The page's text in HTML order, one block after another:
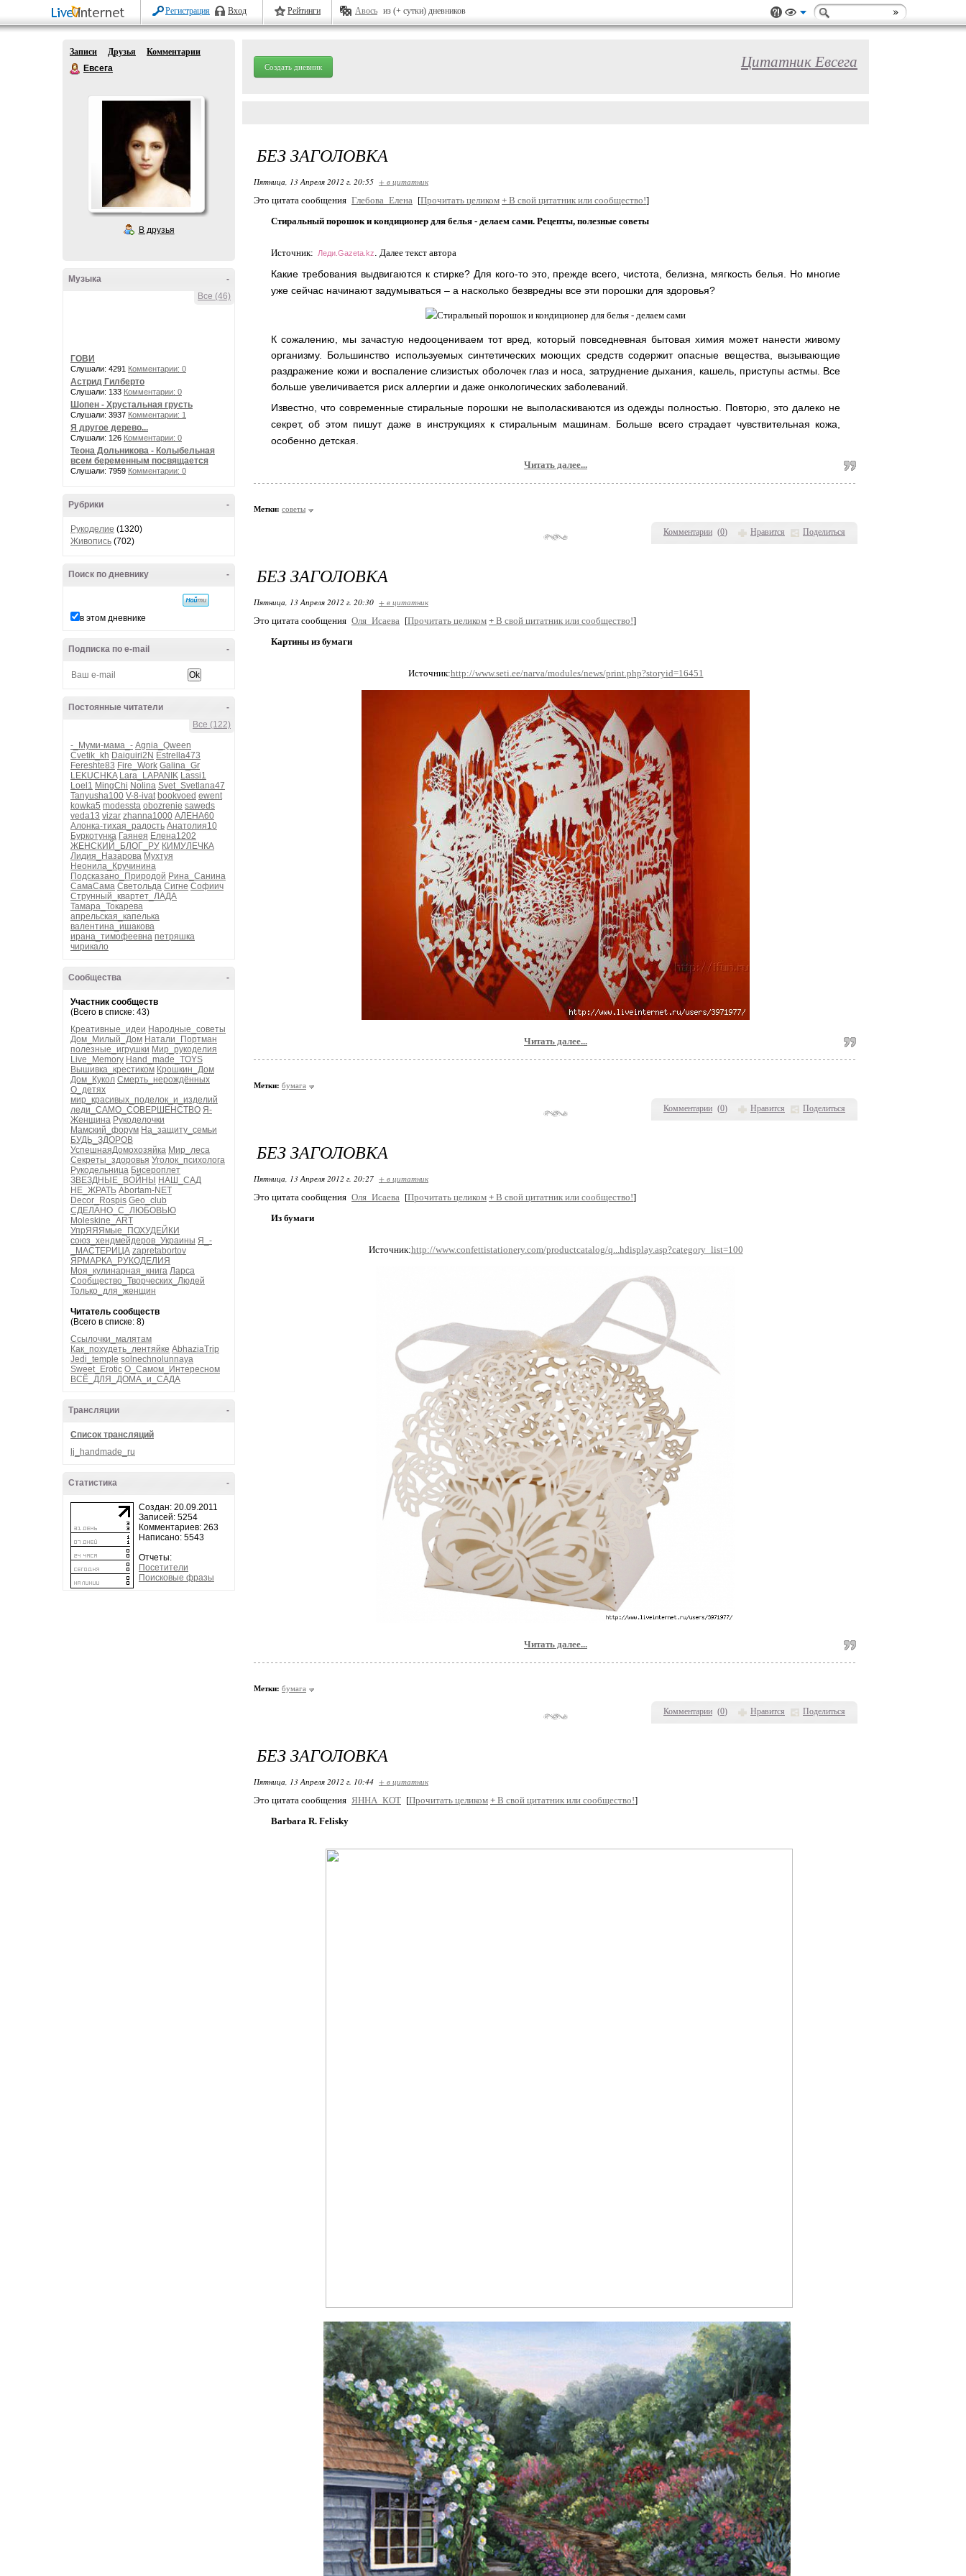
Регистрация Вход Рейтинги Авось из (+ сутки) дневников
Записи Друзья
Комментарии
Евсега
В друзья
-
Музыка
Все (46)
ГОВИ
Слушали: 4291 Комментарии: 0
Астрид Гилберто
Слушали: 133 Комментарии: 0
Шопен - Хрустальная грусть
Слушали: 3937 Комментарии: 1
Я другое дерево...
Слушали: 126 Комментарии: 0
Теона Дольникова - Колыбельная
всем беременным посвящается
Слушали: 7959 Комментарии: 0
-
Рубрики
Рукоделие (1320)
Живопись (702)
-
Поиск по дневнику
в этом дневнике
-
Подписка по e-mail
-
Постоянные читатели
Все (122)
-_Муми-мама_- Agnia_Qween
Cvetik_kh Daiquiri2N Estrella473
Fereshte83 Fire_Work Galina_Gr
LEKUCHKA Lara_LAPANIK Lassi1
Loel1 MingChi Nolina Svet_Svetlana47
Tanyusha100 V-8-ivat bookvoed ewent
kowka5 modessta obozrenie saweds
veda13 vizar zhanna1000 АЛЕНА60
Алонка-тихая_радость Анатолия10
Буркотунка Гаянея Елена1202
ЖЕНСКИЙ_БЛОГ_РУ КИМУЛЕЧКА
Лидия_Назарова Мухтуя
Неонила_Кручинина
Подсказано_Природой Рина_Санина
СамаСама Светольда Сигне Софиич
Струнный_квартет_ЛАДА
Тамара_Токарева
апрельская_капелька
валентина_ишакова
ирана_тимофеевна петряшка
чирикало
-
Сообщества
Участник сообществ
(Всего в списке: 43)
Креативные_идеи Народные_советы
Дом_Милый_Дом Натали_Портман
полезные_игрушки Мир_рукоделия
Live_Memory Hand_made_TOYS
Вышивка_крестиком Крошкин_Дом
Дом_Кукол Смерть_нерождённых
О_детях
мир_красивых_поделок_и_изделий
леди_САМО_СОВЕРШЕНСТВО Я-
Женщина Рукоделочки
Мамский_форум На_защиту_семьи
БУДЬ_ЗДОРОВ
УспешнаяДомохозяйка Мир_леса
Секреты_здоровья Уголок_психолога
Рукодельница Бисероплет
ЗВЕЗДНЫЕ_ВОЙНЫ НАШ_САД
НЕ_ЖРАТЬ Abortam-NET
Decor_Rospis Geo_club
СДЕЛАНО_С_ЛЮБОВЬЮ
Moleskine_ART
УпрЯЯЯмые_ПОХУДЕЙКИ
союз_хендмейдеров_Украины Я_-
_МАСТЕРИЦА zapretabortov
ЯРМАРКА_РУКОДЕЛИЯ
Моя_кулинарная_книга Ларса
Сообщество_Творческих_Людей
Только_для_женщин
Читатель сообществ
(Всего в списке: 8)
Ссылочки_малятам
Как_похудеть_лентяйке AbhaziaTrip
Jedi_temple solnechnolunnaya
Sweet_Erotic О_Самом_Интересном
ВСЁ_ДЛЯ_ДОМА_и_САДА
-
Трансляции
Список трансляций
lj_handmade_ru
-
Статистика
Создан: 20.09.2011
Записей: 5254
Комментариев: 263
Написано: 5543
Отчеты:
Посетители
Поисковые фразы
Создать дневник Цитатник Евсега
Комментарии (0) Нравится Поделиться
БЕЗ ЗАГОЛОВКА
Пятница, 13 Апреля 2012 г. 20:55 + в цитатник
Это цитата сообщения Глебова_Елена [Прочитать целиком + В свой цитатник или сообщество!]
Стиральный порошок и кондиционер для белья - делаем сами. Рецепты, полезные советы
Источник: Леди.Gazeta.kz. Далее текст автора
Какие требования выдвигаются к стирке? Для кого-то это, прежде всего, чистота, белизна, мягкость белья. Но многие
уже сейчас начинают задумываться – а насколько безвредны все эти порошки для здоровья?
К сожалению, мы зачастую недооцениваем тот вред, который повседневная бытовая химия может нанести живому
организму. Большинство используемых синтетических моющих средств содержит опасные вещества, вызывающие
раздражение кожи и воспаление слизистых оболочек глаз и носа, затруднение дыхания, кашель, приступы астмы. Все
больше увеличивается риск аллергии и даже онкологических заболеваний.
Известно, что современные стиральные порошки не выполаскиваются из одежды полностью. Повторю, это далеко не
секрет, об этом пишут даже в инструкциях к стиральным машинам. Больше всего страдает чувствительная кожа,
особенно детская.
Читать далее...
Метки: советы
Комментарии (0) Нравится Поделиться
БЕЗ ЗАГОЛОВКА
Пятница, 13 Апреля 2012 г. 20:30 + в цитатник
Это цитата сообщения Оля_Исаева [Прочитать целиком + В свой цитатник или сообщество!]
Картины из бумаги
Источник:http://www.seti.ee/narva/modules/news/print.php?storyid=16451
Читать далее...
Метки: бумага
Комментарии (0) Нравится Поделиться
БЕЗ ЗАГОЛОВКА
Пятница, 13 Апреля 2012 г. 20:27 + в цитатник
Это цитата сообщения Оля_Исаева [Прочитать целиком + В свой цитатник или сообщество!]
Из бумаги
Источник:http://www.confettistationery.com/productcatalog/q...hdisplay.asp?category_list=100
Читать далее...
Метки: бумага
БЕЗ ЗАГОЛОВКА
Пятница, 13 Апреля 2012 г. 10:44 + в цитатник
Это цитата сообщения ЯННА_КОТ [Прочитать целиком + В свой цитатник или сообщество!]
Barbara R. Felisky